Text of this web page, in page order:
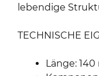
lebendige
TECHNISCHE
Länge: